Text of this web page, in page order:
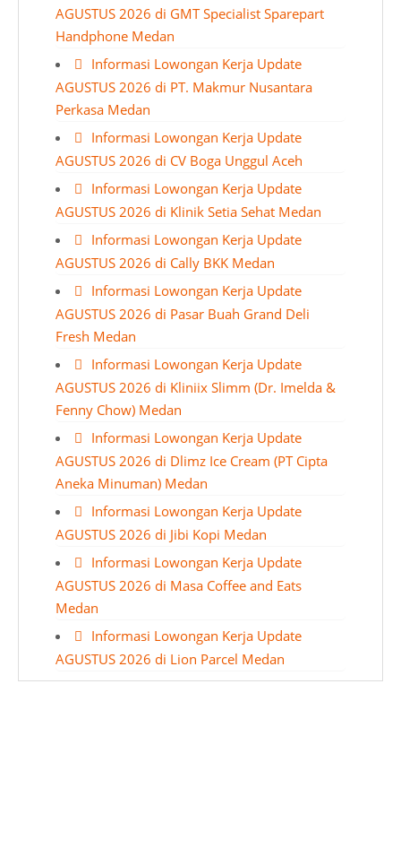
AGUSTUS 2026 di GMT Specialist Sparepart
Handphone Medan
Informasi Lowongan Kerja Update
AGUSTUS 2026 di PT. Makmur Nusantara
Perkasa Medan
Informasi Lowongan Kerja Update
AGUSTUS 2026 di CV Boga Unggul Aceh
Informasi Lowongan Kerja Update
AGUSTUS 2026 di Klinik Setia Sehat Medan
Informasi Lowongan Kerja Update
AGUSTUS 2026 di Cally BKK Medan
Informasi Lowongan Kerja Update
AGUSTUS 2026 di Pasar Buah Grand Deli
Fresh Medan
Informasi Lowongan Kerja Update
AGUSTUS 2026 di Kliniix Slimm (Dr. Imelda &
Fenny Chow) Medan
Informasi Lowongan Kerja Update
AGUSTUS 2026 di Dlimz Ice Cream (PT Cipta
Aneka Minuman) Medan
Informasi Lowongan Kerja Update
AGUSTUS 2026 di Jibi Kopi Medan
Informasi Lowongan Kerja Update
AGUSTUS 2026 di Masa Coffee and Eats
Medan
Informasi Lowongan Kerja Update
AGUSTUS 2026 di Lion Parcel Medan